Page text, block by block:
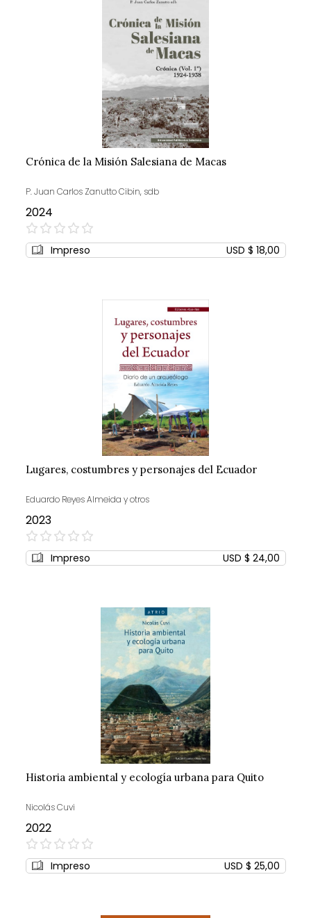
Crónica de la Misión Salesiana de Macas
P. Juan Carlos Zanutto Cibin, sdb
2024
0%
Impreso USD $ 18,00
Lugares, costumbres y personajes del Ecuador
Eduardo Reyes Almeida y otros
2023
0%
Impreso USD $ 24,00
Historia ambiental y ecología urbana para Quito
Nicolás Cuvi
2022
0%
Impreso USD $ 25,00